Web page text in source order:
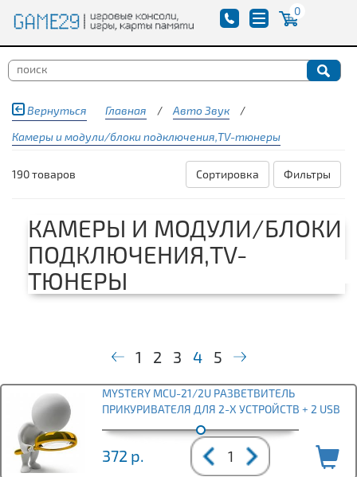
0
Вернуться Главная / Авто Звук
/
Камеры и модули/блоки подключения,TV-тюнеры
190 товаров Фильтры
Сортировка
КАМЕРЫ И МОДУЛИ/БЛОКИ
ПОДКЛЮЧЕНИЯ,TV-
ТЮНЕРЫ
1 2 3 4 5
MYSTERY MCU-21/2U РАЗВЕТВИТЕЛЬ
ПРИКУРИВАТЕЛЯ ДЛЯ 2-Х УСТРОЙСТВ + 2 USB
372 р.